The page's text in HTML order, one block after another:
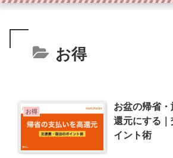
お得
お得
お盆の帰省
還元にする
イント術